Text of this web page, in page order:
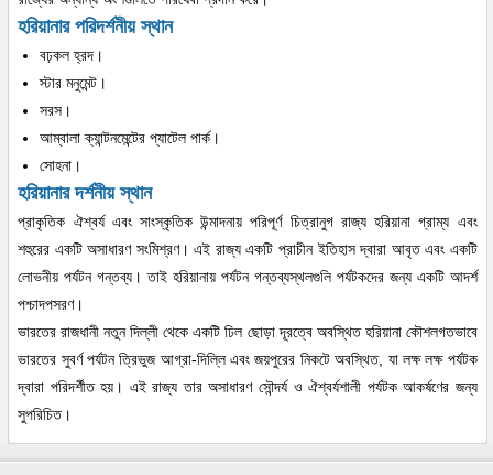
হরিয়ানার পরিদর্শনীয় স্থান
বঢ়কল হ্রদ।
স্টার মনুমেন্ট।
সরস।
আম্বালা ক্যান্টনমেন্টের প্যাটেল পার্ক।
সোহনা।
হরিয়ানার দর্শনীয় স্থান
প্রাকৃতিক ঐশ্বর্য এবং সাংস্কৃতিক উন্মাদনায় পরিপূর্ণ চিত্রানুগ রাজ্য হরিয়ানা গ্রাম্য এবং
শহুরের একটি অসাধারণ সংমিশ্রণ। এই রাজ্য একটি প্রাচীন ইতিহাস দ্বারা আবৃত এবং একটি
লোভনীয় পর্যটন গন্তব্য। তাই হরিয়ানায় পর্যটন গন্তব্যস্থলগুলি পর্যটকদের জন্য একটি আদর্শ
পশ্চাদপসরণ।
ভারতের রাজধানী নতুন দিল্লী থেকে একটি ঢিল ছোড়া দূরত্বে অবস্থিত হরিয়ানা কৌশলগতভাবে
ভারতের সুবর্ণ পর্যটন ত্রিভুজ আগ্রা-দিল্লি এবং জয়পুরের নিকটে অবস্থিত, যা লক্ষ লক্ষ পর্যটক
দ্বারা পরিদর্শীত হয়। এই রাজ্য তার অসাধারণ সৌন্দর্য ও ঐশ্বর্যশালী পর্যটক আকর্ষণের জন্য
সুপরিচিত।